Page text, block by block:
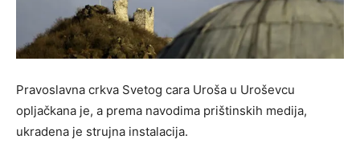
Pravoslavna crkva Svetog cara Uroša u Uroševcu
opljačkana je, a prema navodima prištinskih medija,
ukradena je strujna instalacija.